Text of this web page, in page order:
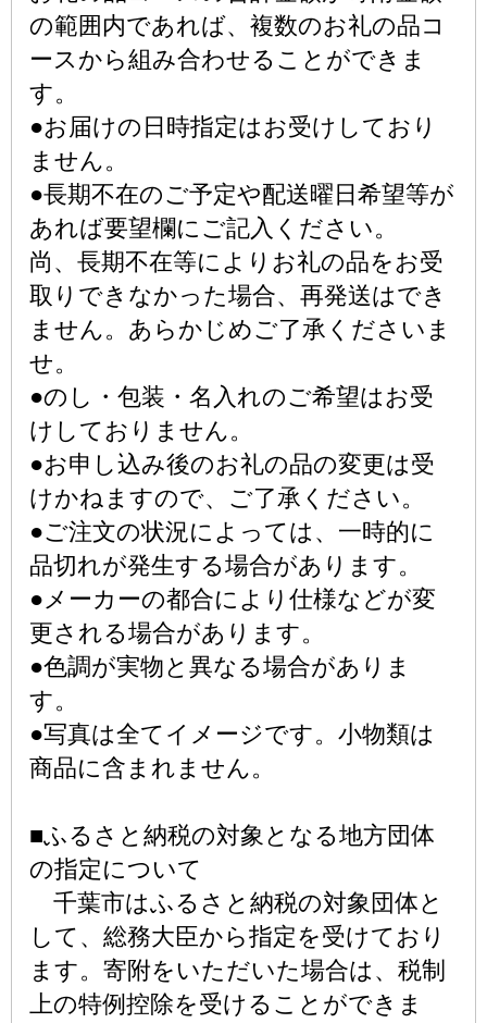
の範囲内であれば、複数のお礼の品コ
ースから組み合わせることができま
す。
●お届けの日時指定はお受けしており
ません。
●長期不在のご予定や配送曜日希望等が
あれば要望欄にご記入ください。
尚、長期不在等によりお礼の品をお受
取りできなかった場合、再発送はでき
ません。あらかじめご了承くださいま
せ。
●のし・包装・名入れのご希望はお受
けしておりません。
●お申し込み後のお礼の品の変更は受
けかねますので、ご了承ください。
●ご注文の状況によっては、一時的に
品切れが発生する場合があります。
●メーカーの都合により仕様などが変
更される場合があります。
●色調が実物と異なる場合がありま
す。
●写真は全てイメージです。小物類は
商品に含まれません。
■ふるさと納税の対象となる地方団体
の指定について
千葉市はふるさと納税の対象団体と
して、総務大臣から指定を受けており
ます。寄附をいただいた場合は、税制
上の特例控除を受けることができま